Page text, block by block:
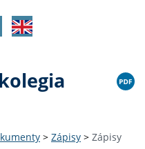
> Zápisy > Zápisy